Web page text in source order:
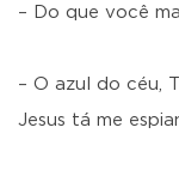
– Do que você
– O azul do céu,
Jesus tá me